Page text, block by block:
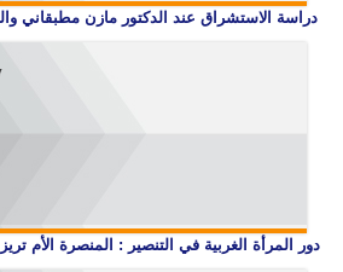
دراسة الاستشراق عند الدكتور مازن مطبقاني
دور المرأة الغربية في التنصير : المنصرة الأم